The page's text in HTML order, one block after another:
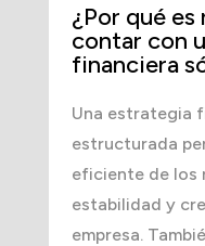
¿Por qué
contar con
financiera
Una estrategia
estructurada
eficiente de los
estabilidad y
empresa.